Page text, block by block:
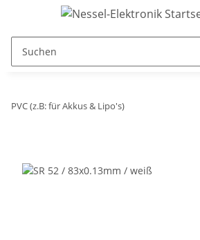
PVC (z.B: für Akkus & Lipo's)